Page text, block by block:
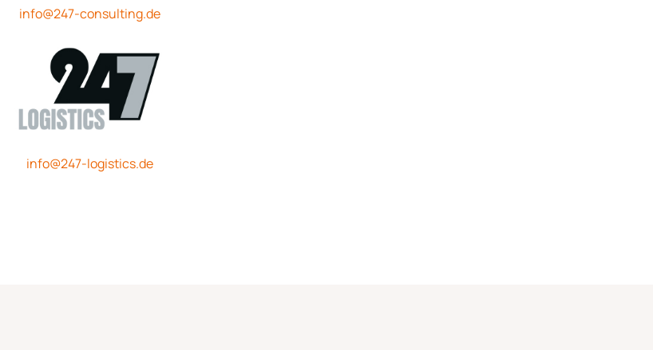
info@247-consulting.de
info@247-logistics.de